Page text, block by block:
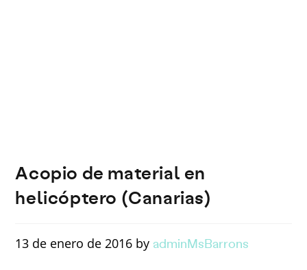
Acopio de material en
helicóptero (Canarias)
13 de enero de 2016 byadminMsBarrons